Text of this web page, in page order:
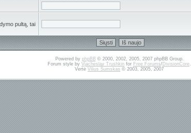
pultą, tai
Powered by phpBB© 2000, 2002, 2005, 2007 phpBB Group.
Forum style by Vjacheslav Trushkin for Free Forums/ DivisionCore.
Vertė Vilius Šumskas © 2003, 2005, 2007